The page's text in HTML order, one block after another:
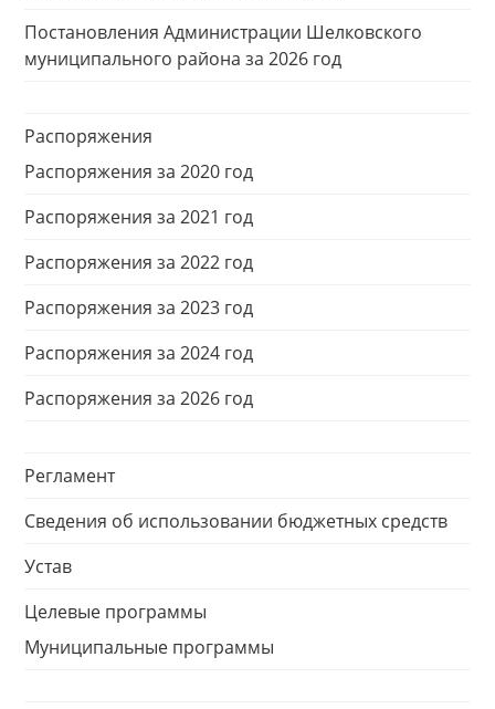
Постановления Администрации Шелковского
муниципального района за 2026 год
Распоряжения
Распоряжения за 2020 год
Распоряжения за 2021 год
Распоряжения за 2022 год
Распоряжения за 2023 год
Распоряжения за 2024 год
Распоряжения за 2026 год
Регламент
Сведения об использовании бюджетных средств
Устав
Целевые программы
Муниципальные программы